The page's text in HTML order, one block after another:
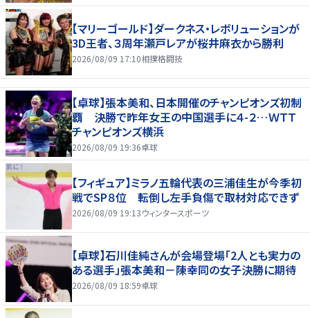
【マリーゴールド】ダークネス・レボリューションが
3D王者、３周年瀬戸レアが桜井麻衣から勝利
2026/08/09 17:10相撲格闘技
【卓球】張本美和、日本開催のチャンピオンズ初制
覇 決勝で昨年女王の中国選手に４-２…ＷＴＴ
チャンピオンズ横浜
2026/08/09 19:36卓球
【フィギュア】ミラノ五輪代表の三浦佳生が今季初
戦でSP８位 転倒し左手負傷で取材対応できず
2026/08/09 19:13ウィンタースポーツ
【卓球】石川佳純さんが会場登場「2人とも実力の
ある選手」張本美和－陳幸同の女子決勝に期待
2026/08/09 18:59卓球